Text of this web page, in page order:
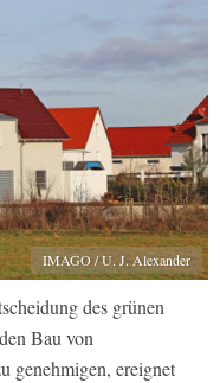
IMAGO / U. J. Alexander
des grünen
Bau von
genehmigen, ereignet